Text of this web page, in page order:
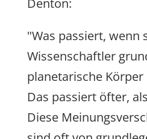
Denton:
"Was passiert, wenn
Wissenschaftler
planetarische Körper
Das passiert öfter,
Diese